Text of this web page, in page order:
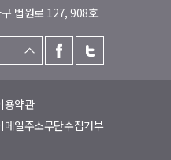
법원로 127, 908호
용약관
메일주소무단수집거부